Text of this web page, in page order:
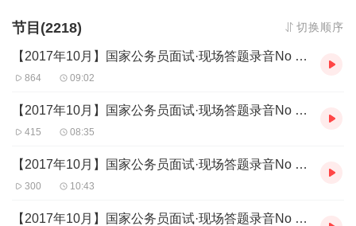
节目(2218) 切换顺序
【2017年10月】国家公务员面试·现场答题录音No (77)
864 09:02
【2017年10月】国家公务员面试·现场答题录音No (76)
415 08:35
【2017年10月】国家公务员面试·现场答题录音No (75)
300 10:43
【2017年10月】国家公务员面试·现场答题录音No (74)